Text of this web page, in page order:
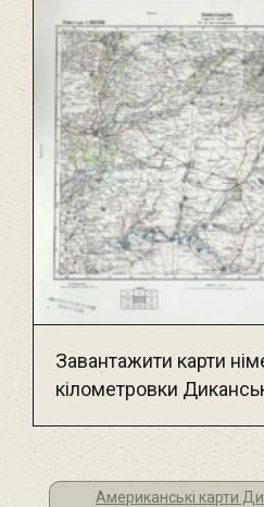
Завантажити карти
кілометровки
Американські карти